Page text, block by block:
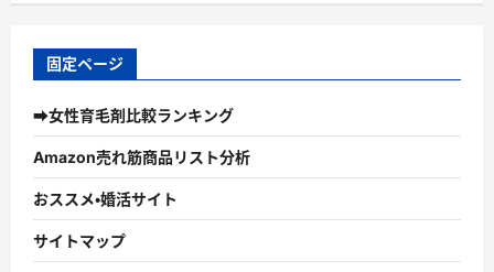
固定ページ
➡女性育毛剤比較ランキング
Amazon売れ筋商品リスト分析
おススメ・婚活サイト
サイトマップ